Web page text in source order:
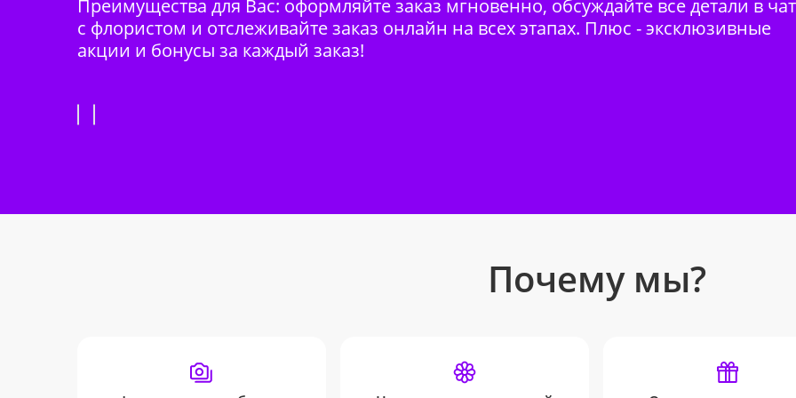
Преимущества для Вас: оформляйте заказ мгновенно, обсуждайте все детали в
с флористом и отслеживайте заказ онлайн на всех этапах. Плюс - эксклюзивные
акции и бонусы за каждый заказ!
Почему мы?